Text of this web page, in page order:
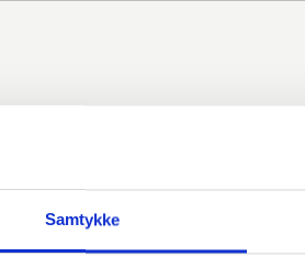
Samtykke